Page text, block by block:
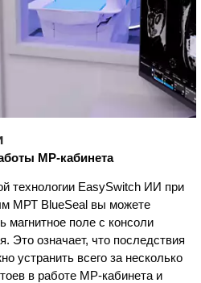
МР-кабинета
технологии EasySwitch ИИ при
МРТ BlueSeal вы можете
магнитное поле с консоли
Это означает, что последствия
устранить всего за несколько
в работе МР-кабинета и